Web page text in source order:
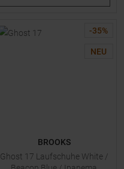
-35%
NEU
BROOKS
Ghost 17 Laufschuhe White /